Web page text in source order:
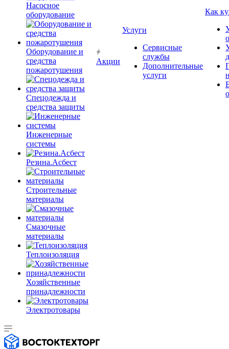
Насосное
оборудование
Оборудование и
средства
пожаротушения
Спецодежда и
средства защиты
Инженерные
системы
Резина.Асбест
Строительные
материалы
Смазочные
материалы
Теплоизоляция
Хозяйственные
принадлежности
Электротовары
Акции
Услуги
Сервисные
службы
Дополнительные
услуги
Как